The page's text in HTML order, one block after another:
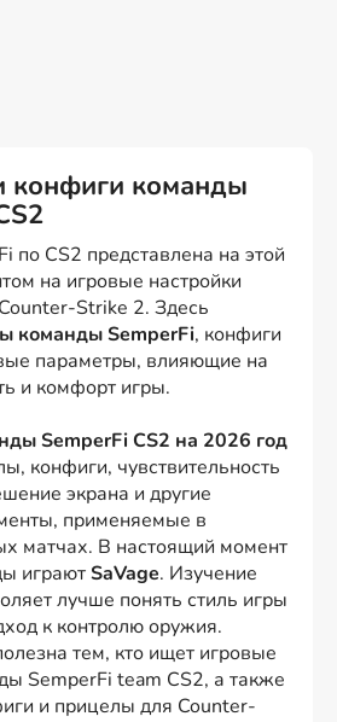
по CS2 представлена на этой
на игровые настройки
Strike 2. Здесь
команды SemperFi, конфиги
параметры, влияющие на
и комфорт игры.
SemperFi CS2 на 2026 год
конфиги, чувствительность
экрана и другие
применяемые в
матчах. В настоящий момент
играютSaVage. Изучение
лучше понять стиль игры
к контролю оружия.
тем, кто ищет игровые
SemperFi team CS2, а также
и прицелы для Counter-